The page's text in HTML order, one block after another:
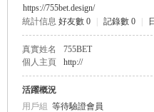
https://755bet.design/
統計信息 好友數 0 記錄數 0
真實姓名 755BET
個人主頁
http://
活躍概況
用戶組 等待驗證會員